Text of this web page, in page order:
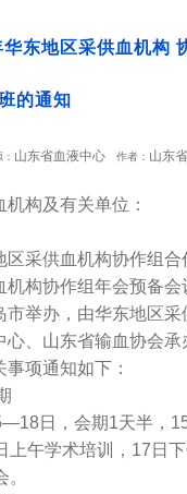
东地区采供血机构
的通知
山东省血液中心 作者： 山东
构及有关单位：
采供血机构协作组合
机构协作组年会预备
市举办，由华东地区采
心、山东省输血协会承
项通知如下：
日，会期1天半，15
上午学术培训，17日